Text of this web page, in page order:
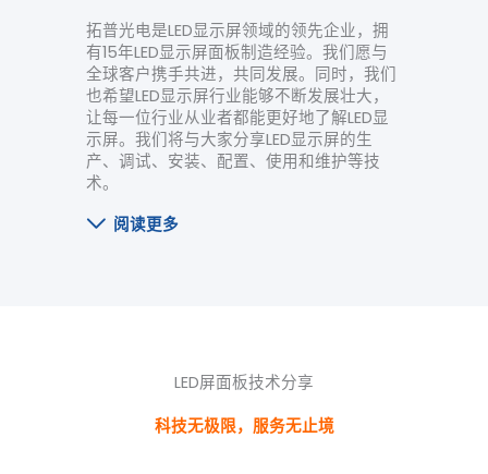
拓普光电是LED显示屏领域的领先企业，拥
有15年LED显示屏面板制造经验。我们愿与
全球客户携手共进，共同发展。同时，我们
也希望LED显示屏行业能够不断发展壮大，
让每一位行业从业者都能更好地了解LED显
示屏。我们将与大家分享LED显示屏的生
产、调试、安装、配置、使用和维护等技
术。
阅读更多
LED屏面板技术分享
科技无极限，服务无止境